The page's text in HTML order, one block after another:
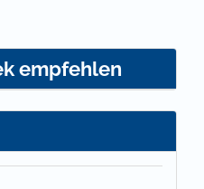
empfehlen